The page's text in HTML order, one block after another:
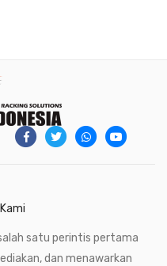
satu perintis pertama
dan menawarkan